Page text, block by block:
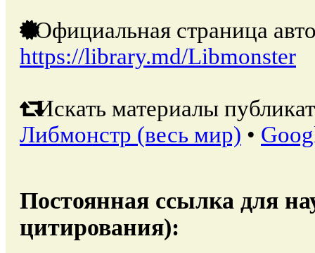
Официальная страница
https://library.md/Libmonster
Искать материалы
Либмонстр (весь мир) •
Постоянная ссылка для
цитирования):